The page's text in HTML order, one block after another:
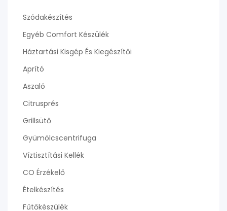
Szódakészítés
Egyéb Comfort Készülék
Háztartási Kisgép És Kiegészítői
Aprító
Aszaló
Citrusprés
Grillsütő
Gyümölcscentrifuga
Víztisztítási Kellék
CO Érzékelő
Ételkészítés
Fűtőkészülék